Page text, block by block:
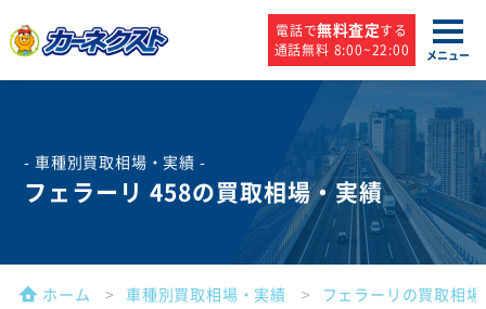
電話で無料査定する
通話無料 8:00~22:00
メニュー
- 車種別買取相場・実績 -
フェラーリ 458の買取相場・実績
ホーム 車種別買取相場・実績 フェラーリの買取相